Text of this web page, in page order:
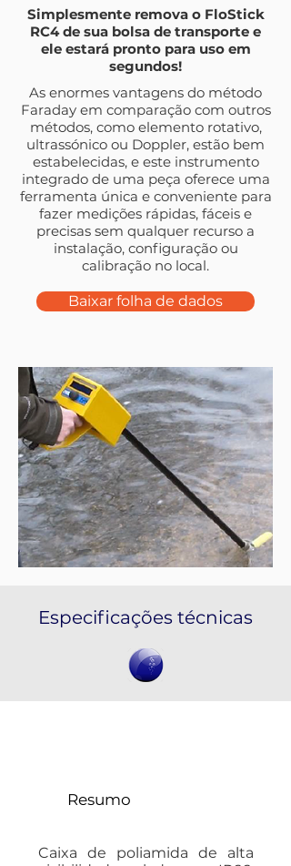
Simplesmente remova o FloStick
RC4 de sua bolsa de transporte e
ele estará pronto para uso em
segundos!
As enormes vantagens do método
Faraday em comparação com outros
métodos, como elemento rotativo,
ultrassónico ou Doppler, estão bem
estabelecidas, e este instrumento
integrado de uma peça oferece uma
ferramenta única e conveniente para
fazer medições rápidas, fáceis e
precisas sem qualquer recurso a
instalação, configuração ou
calibração no local.
Baixar folha de dados
Especificações técnicas
Resumo
Caixa de poliamida de alta